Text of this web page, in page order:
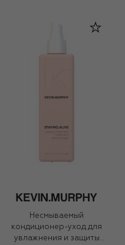
Несмываемый
кондиционер-уход для
увлажнения и защиты